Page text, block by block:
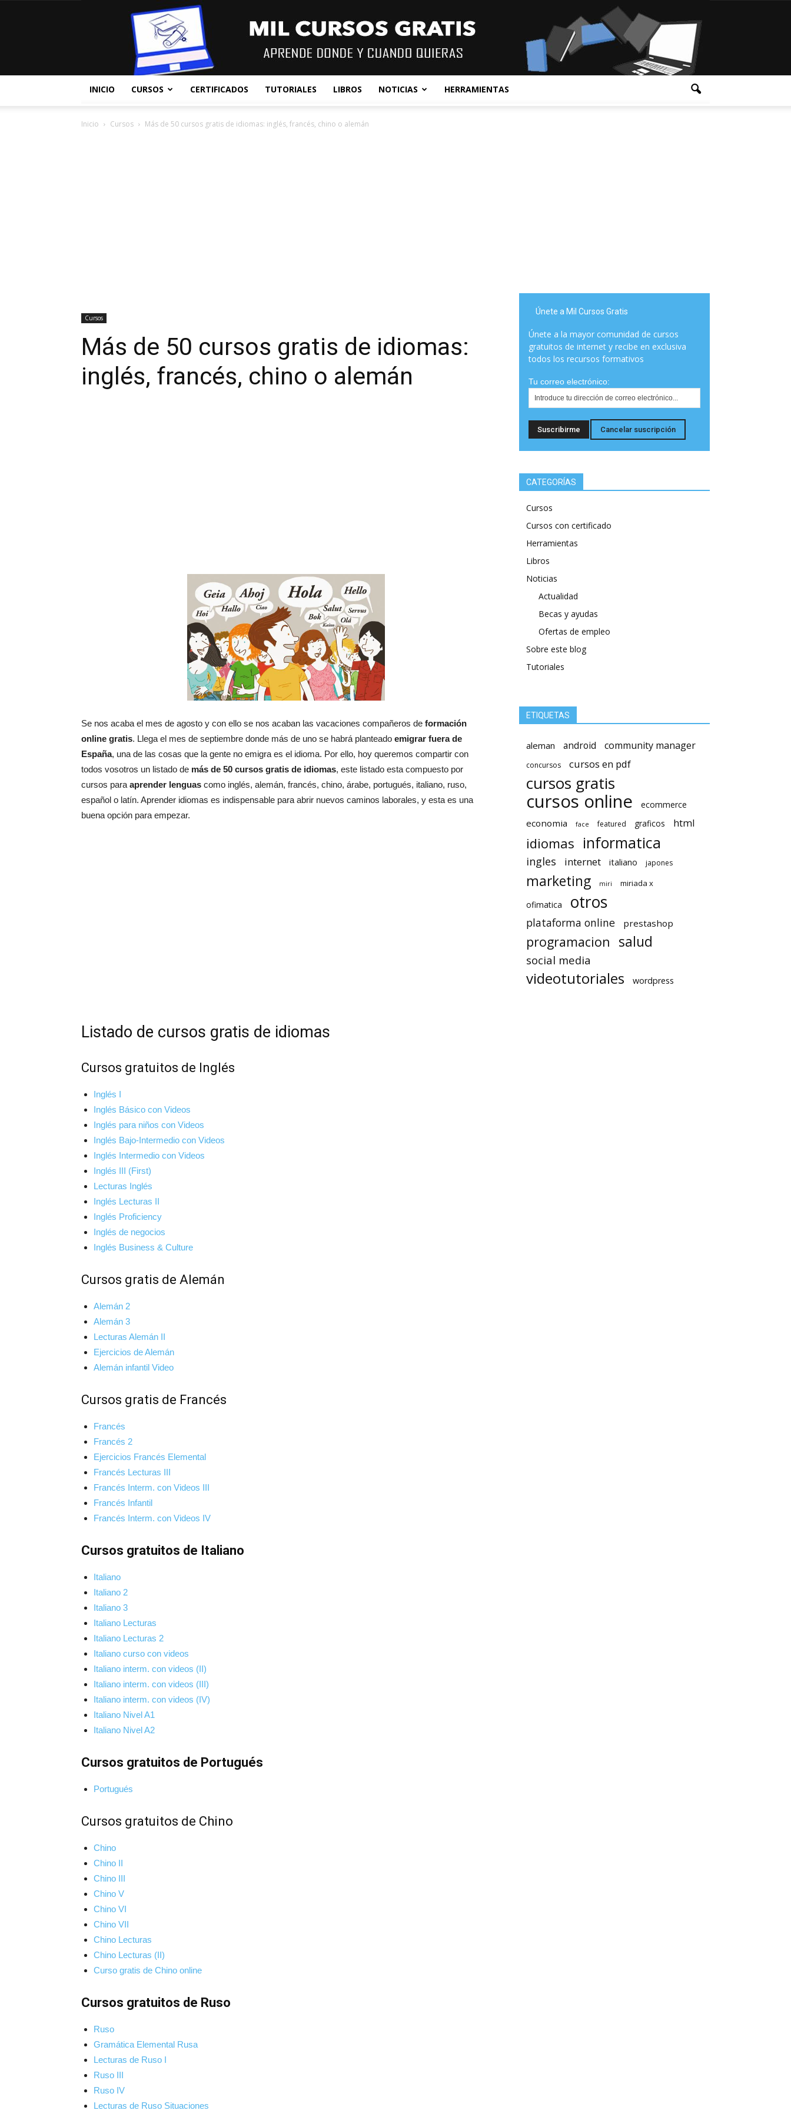
INICIO CURSOS CERTIFICADOS TUTORIALES LIBROS NOTICIAS HERRAMIENTAS
Inicio Cursos Más de 50 cursos gratis de idiomas: inglés, francés, chino o alemán
Cursos
Más de 50 cursos gratis de idiomas:
inglés, francés, chino o alemán
Se nos acaba el mes de agosto y con ello se nos acaban las vacaciones compañeros de formación
online gratis. Llega el mes de septiembre donde más de uno se habrá planteado emigrar fuera de
España, una de las cosas que la gente no emigra es el idioma. Por ello, hoy queremos compartir con
todos vosotros un listado de más de 50 cursos gratis de idiomas, este listado esta compuesto por
cursos para aprender lenguas como inglés, alemán, francés, chino, árabe, portugués, italiano, ruso,
español o latín. Aprender idiomas es indispensable para abrir nuevos caminos laborales, y esta es una
buena opción para empezar.
Listado de cursos gratis de idiomas
Cursos gratuitos de Inglés
Inglés I
Inglés Básico con Videos
Inglés para niños con Videos
Inglés Bajo-Intermedio con Videos
Inglés Intermedio con Videos
Inglés III (First)
Lecturas Inglés
Inglés Lecturas II
Inglés Proficiency
Inglés de negocios
Inglés Business & Culture
Cursos gratis de Alemán
Alemán 2
Alemán 3
Lecturas Alemán II
Ejercicios de Alemán
Alemán infantil Video
Cursos gratis de Francés
Francés
Francés 2
Ejercicios Francés Elemental
Francés Lecturas III
Francés Interm. con Videos III
Francés Infantil
Francés Interm. con Videos IV
Cursos gratuitos de Italiano
Italiano
Italiano 2
Italiano 3
Italiano Lecturas
Italiano Lecturas 2
Italiano curso con videos
Italiano interm. con videos (II)
Italiano interm. con videos (III)
Italiano interm. con videos (IV)
Italiano Nivel A1
Italiano Nivel A2
Cursos gratuitos de Portugués
Portugués
Cursos gratuitos de Chino
Chino
Chino II
Chino III
Chino V
Chino VI
Chino VII
Chino Lecturas
Chino Lecturas (II)
Curso gratis de Chino online
Cursos gratuitos de Ruso
Ruso
Gramática Elemental Rusa
Lecturas de Ruso I
Ruso III
Ruso IV
Lecturas de Ruso Situaciones
Únete a Mil Cursos Gratis
Únete a la mayor comunidad de cursos
gratuitos de internet y recibe en exclusiva
todos los recursos formativos
Tu correo electrónico:
CATEGORÍAS
Cursos
Cursos con certificado
Herramientas
Libros
Noticias
Actualidad
Becas y ayudas
Ofertas de empleo
Sobre este blog
Tutoriales
ETIQUETAS
aleman android community manager
concursos cursos en pdf
cursos gratis
cursos online ecommerce
economia face featured graficos html
idiomas informatica
ingles internet italiano japones
marketing miri miriada x
ofimatica otros
plataforma online prestashop
programacion salud
social media
videotutoriales wordpress